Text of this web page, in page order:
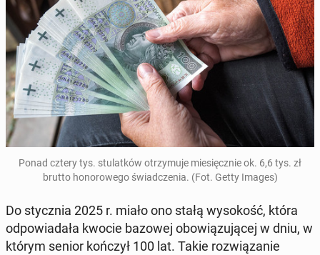
Ponad cztery tys. stu­lat­ków otrzy­mu­je mie­sięcz­nie ok. 6,6 tys. zł
brutto ho­no­ro­we­go świad­cze­nia. (Fot. Getty Images)
Do stycz­nia 2025 r. miało ono stałą wy­so­kość, która
od­po­wia­da­ła kwocie bazowej obo­wią­zu­ją­cej w dniu, w
którym senior kończył 100 lat. Takie roz­wią­za­nie